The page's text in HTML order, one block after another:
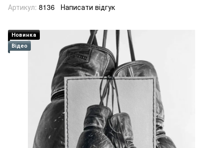
Артикул: 8136 Написати відгук
Новинка
Відео